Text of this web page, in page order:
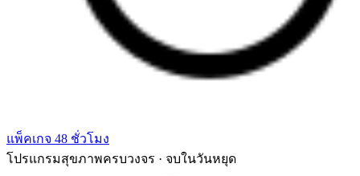
แพ็คเกจ 48 ชั่วโมง
โปรแกรมสุขภาพครบวงจร · จบในวันหยุด